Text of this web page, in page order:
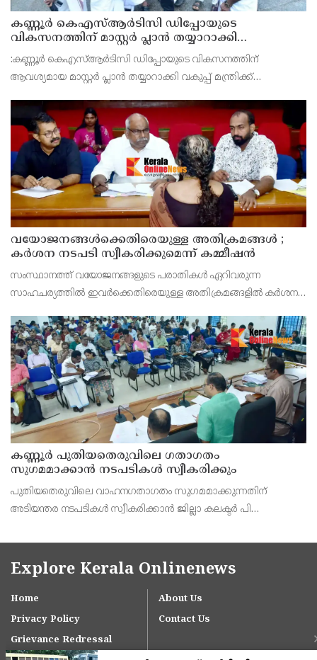
കണ്ണൂർ കെഎസ്ആർടിസി ഡിപ്പോയുടെ
വികസനത്തിന് മാസ്റ്റർ പ്ലാൻ തയ്യാറാക്കി
സമർപ്പിക്കും : ടി ഒ മോഹനൻ എം എൽ എ
:കണ്ണൂർ കെഎസ്ആർടിസി ഡിപ്പോയുടെ വികസനത്തിന്
ആവശ്യമായ മാസ്റ്റർ പ്ലാൻ തയ്യാറാക്കി വകുപ്പ് മന്ത്രിക്ക്
ഡിപ്പോയ്ക്ക് നാല് ഏക്കറിൽ അധികം വരുന്ന സ്ഥലമുണ്ട്
വയോജനങ്ങൾക്കെതിരെയുള്ള അതിക്രമങ്ങൾ ;
കർശന നടപടി സ്വീകരിക്കുമെന്ന് കമ്മീഷൻ
സംസ്ഥാനത്ത് വയോജനങ്ങളുടെ പരാതികൾ ഏറിവരുന്ന
സാഹചര്യത്തിൽ ഇവർക്കെതിരെയുള്ള അതിക്രമങ്ങളിൽ കർശന
കെ. സോമപ്രസാദ്.
കണ്ണൂർ പുതിയതെരുവിലെ ഗതാഗതം
സുഗമമാക്കാന്‍ നടപടികള്‍ സ്വീകരിക്കും
പുതിയതെരുവിലെ വാഹനഗതാഗതം സുഗമമാക്കുന്നതിന്
അടിയന്തര നടപടികള്‍ സ്വീകരിക്കാന്‍ ജില്ലാ കലക്ടര്‍ പി
Explore Kerala Onlinenews
Home
About Us
Privacy Policy
Contact Us
Grievance Redressal